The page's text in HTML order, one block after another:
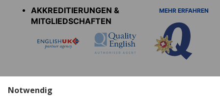
Notwendig
AKKREDITIERUNGEN &
MITGLIEDSCHAFTEN
MEHR ERFAHREN